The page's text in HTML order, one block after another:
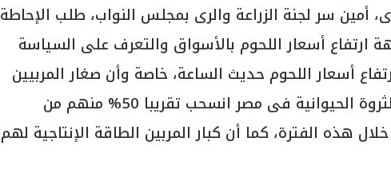
أمين سر لجنة الزراعة والرى بمجلس النواب، طلب الإحاطة
أسعار اللحوم بالأسواق والتعرف على السياسة
أسعار اللحوم حديث الساعة، خاصة وأن صغار المربيين
والذين يمثلون تقريبا 95% من حجم الثروة الحيوانية فى مصر انسحب تقريبا 50% منهم من
هذه الفترة، كما أن كبار المربين الطاقة الإنتاجية لهم